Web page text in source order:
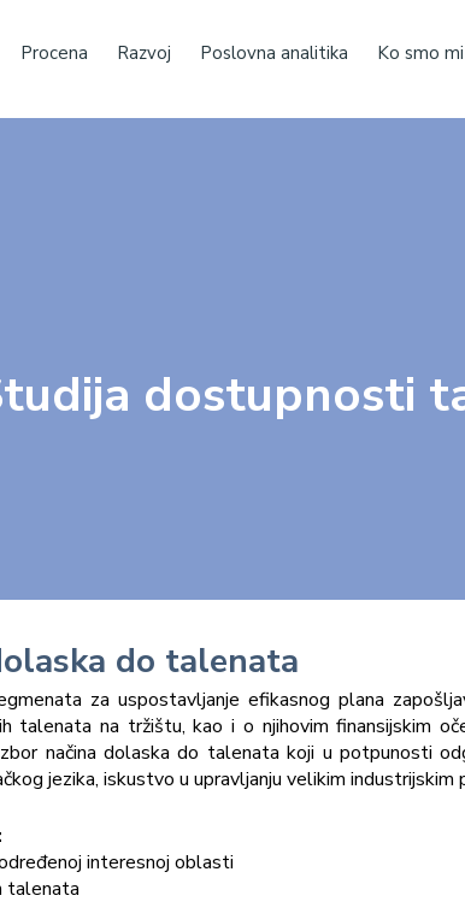
Procena Razvoj Poslovna analitika Ko smo mi
dostupnosti
do talenata
za uspostavljanje efikasnog plana
talenata na tržištu, kao i o njihovim finansijskim
načina dolaska do talenata koji u potpunosti
jezika, iskustvo u upravljanju velikim industrijskim
interesnoj oblasti
talenata